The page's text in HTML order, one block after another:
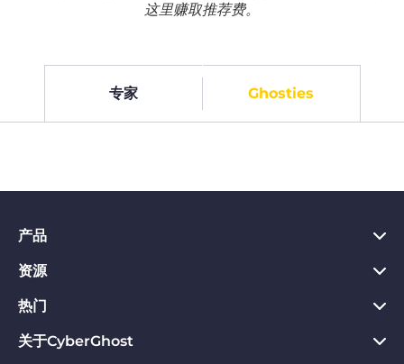
这里赚取推荐费。
专家 Ghosties
产品
PC VPN应用
Chrome VPN应用
Mac VPN应用
资源
VPN是什么
Privacy Hub
热门
CyberGhost VPN评价
关于CyberGhost